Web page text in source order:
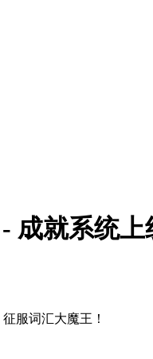
成就系统上
服词汇大魔王！